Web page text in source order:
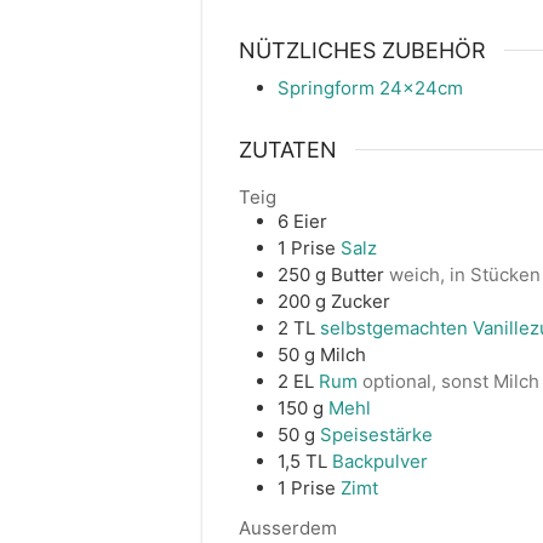
NÜTZLICHES ZUBEHÖR
Springform 24x24cm
ZUTATEN
Teig
6 Eier
1 Prise Salz
250 g Butter weich, in Stücken
200 g Zucker
2 TL selbstgemachten
50 g Milch
2 EL Rum optional, sonst Milch
150 g Mehl
50 g Speisestärke
1,5 TL Backpulver
1 Prise Zimt
Ausserdem